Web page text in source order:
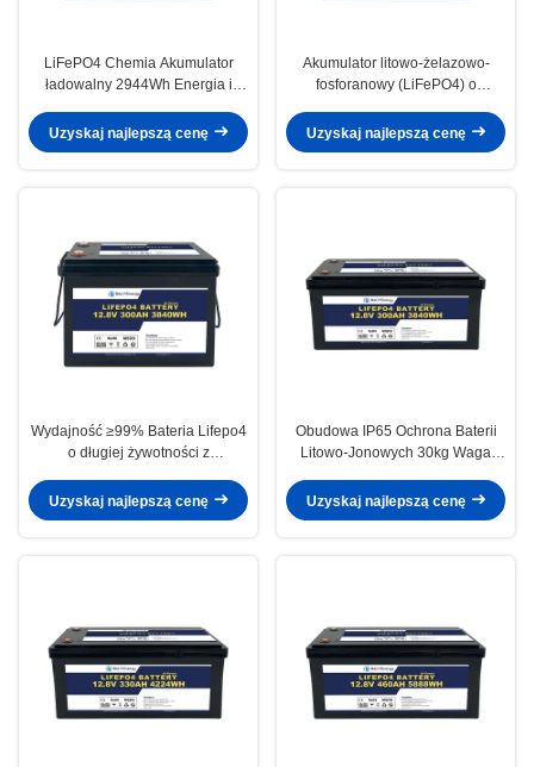
LiFePO4 Chemia Akumulator
ładowalny 2944Wh Energia i
miesiącu
Uzyskaj najlepszą cenę
Akumulator litowo-żelazowo-
fosforanowy (LiFePO4) o
rozładowania 200A do i -20-60℃
temperatury rozładowania
Uzyskaj najlepszą cenę
Wydajność ≥99% Bateria Lifepo4
o długiej żywotności z
niskim napięciem
Uzyskaj najlepszą cenę
Obudowa IP65 Ochrona Baterii
Litowo-Jonowych 30kg Waga
Uzyskaj najlepszą cenę